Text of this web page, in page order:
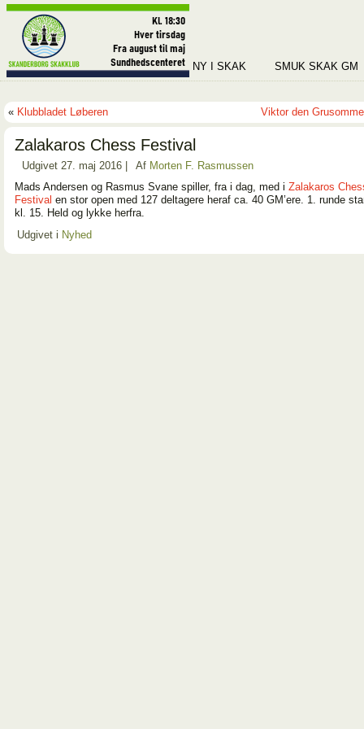
NY I SKAK SMUK SKAK GM
« Klubbladet Løberen Viktor den
Zalakaros Chess Festival
Udgivet 27. maj 2016 Af Morten F. Rasmussen
Mads Andersen og Rasmus Svane spiller, fra i dag, med i Zalakaros
Festival en stor open med 127 deltagere heraf ca. 40 GM’ere. 1. runde
kl. 15. Held og lykke herfra.
Udgivet i Nyhed